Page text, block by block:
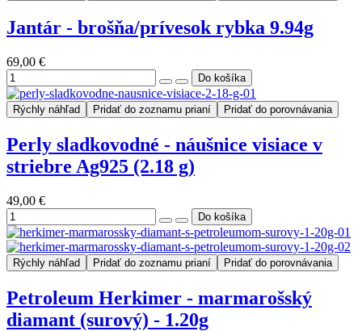
Jantár - brošňa/prívesok rybka 9.94g
69,00 €
Rýchly náhľad Pridať do zoznamu prianí Pridať do porovnávania
Perly sladkovodné - náušnice visiace v
striebre Ag925 (2.18 g)
49,00 €
Rýchly náhľad Pridať do zoznamu prianí Pridať do porovnávania
Petroleum Herkimer - marmarošský
diamant (surový) - 1.20g